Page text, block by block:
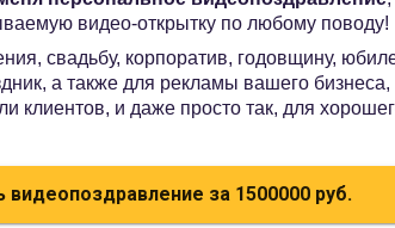
видео-открытку по любому поводу!
свадьбу, корпоратив, годовщину,
а также для рекламы вашего бизнеса,
клиентов, и даже просто так, для
видеопоздравление за 1500000руб.